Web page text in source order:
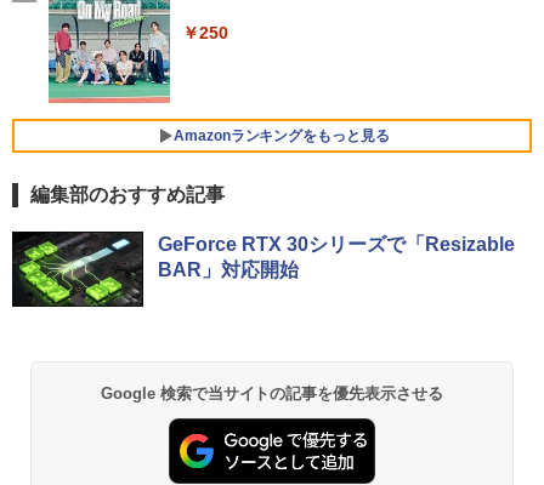
Pad D330 10.1型 2-in-1 タブレットPC／
y Audio）【整備済み中古品】
5
【期間限定破格金額！】新生活 新古品 W
in11搭載 パソコンノートパソコンoffice
Webカメラ zoom 軽量薄型 無線 型番更
新で在庫処分
￥12,980
NEC等) テレワーク デュアルモニター S
5
＼500円OFFクーポンあり！／ モバイル
モニター 15.6インチ 1080PフルHD ディ
ター サブモニター ゲーミングモニター
ポータブルモニター 外付けモニター リモ
ートワーク IPS mini pc ミニPC 多デバ
￥3,480
￥250
Amazonランキングをもっと見る
【Amazon.co.jp限定】 い・ろ・は・す 2L P
ET ラベルレス ×8本
by Amazon 天然水 ラベルレス 500ml ×24本
ウォーター ペットボトル 静岡県産 500ミリリ
ットル (Smart Basic)
薬屋のひとりごと 17巻 (デジタル版ビッグガ
ンガンコミックス)
異世界居酒屋「のぶ」(22) (角川コミックス・
￥832
編集部のおすすめ記事
GeForce RTX 30シリーズで「Resizable
BAR」対応開始
Google 検索で当サイトの記事を優先表示させる